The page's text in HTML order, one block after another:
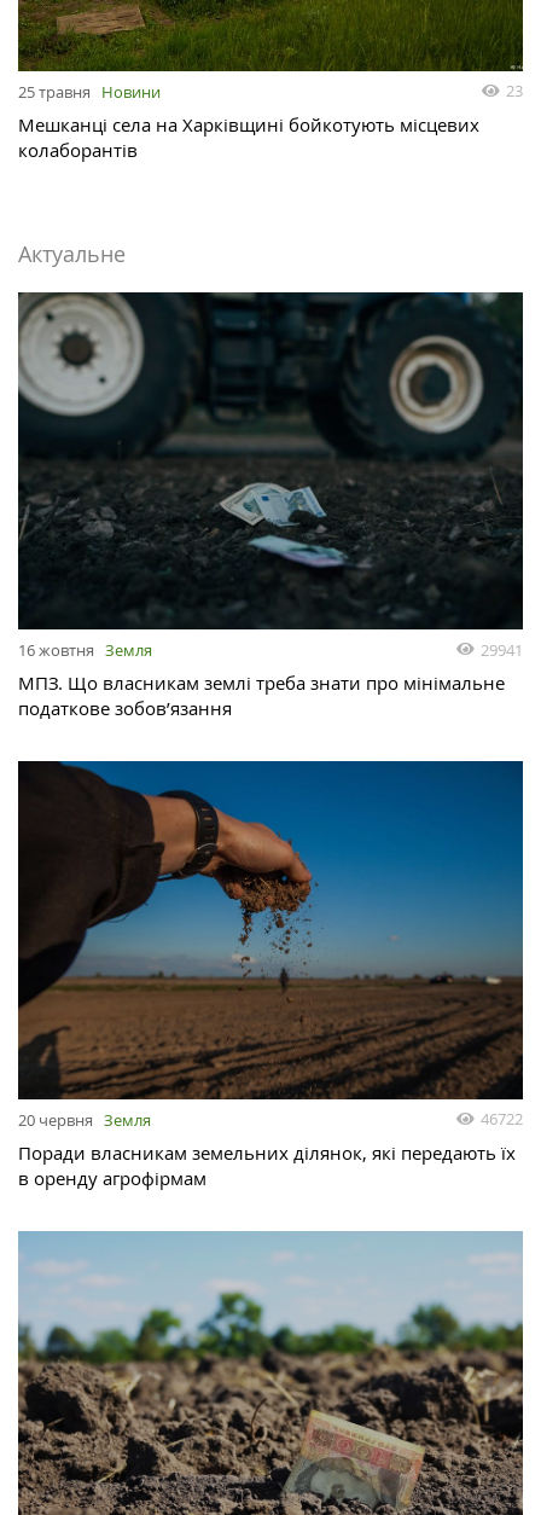
25 травня Новини 23
Мешканці села на Харківщині бойкотують місцевих
колаборантів
Актуальне
16 жовтня Земля 29941
МПЗ. Що власникам землі треба знати про мінімальне
податкове зобов’язання
20 червня Земля 46722
Поради власникам земельних ділянок, які передають їх
в оренду агрофірмам